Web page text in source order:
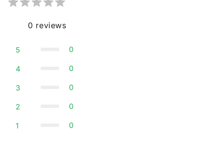
0 reviews
5 0
4 0
3 0
2 0
1 0